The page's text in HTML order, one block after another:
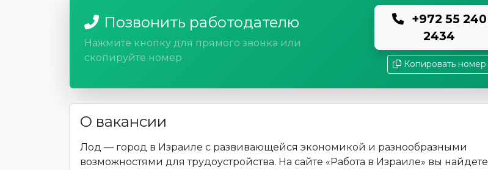
Позвонить работодателю
Нажмите кнопку для прямого звонка или
скопируйте номер
+972 55 240
2434
Копировать номер
О вакансии
Лод — город в Израиле с развивающейся экономикой и разнообразными
возможностями для трудоустройства. На сайте «Работа в Израиле» вы найдете